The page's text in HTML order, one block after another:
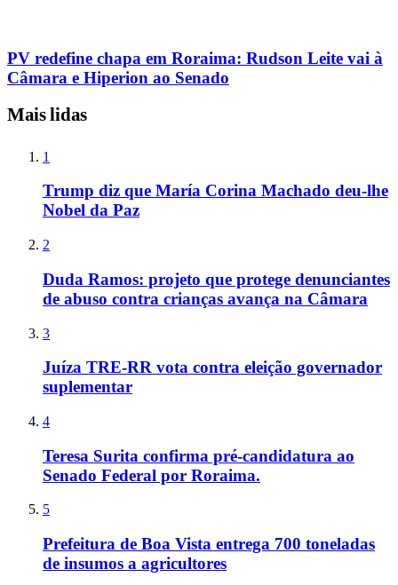
PV redefine chapa em Roraima: Rudson Leite vai à
Câmara e Hiperion ao Senado
Mais lidas
1
Trump diz que María Corina Machado deu-lhe
Nobel da Paz
2
Duda Ramos: projeto que protege denunciantes
de abuso contra crianças avança na Câmara
3
Juíza TRE-RR vota contra eleição governador
suplementar
4
Teresa Surita confirma pré-candidatura ao
Senado Federal por Roraima.
5
Prefeitura de Boa Vista entrega 700 toneladas
de insumos a agricultores